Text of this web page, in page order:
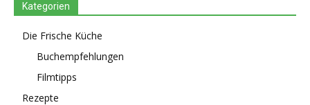
Kategorien
Die Frische Küche
Buchempfehlungen
Filmtipps
Rezepte